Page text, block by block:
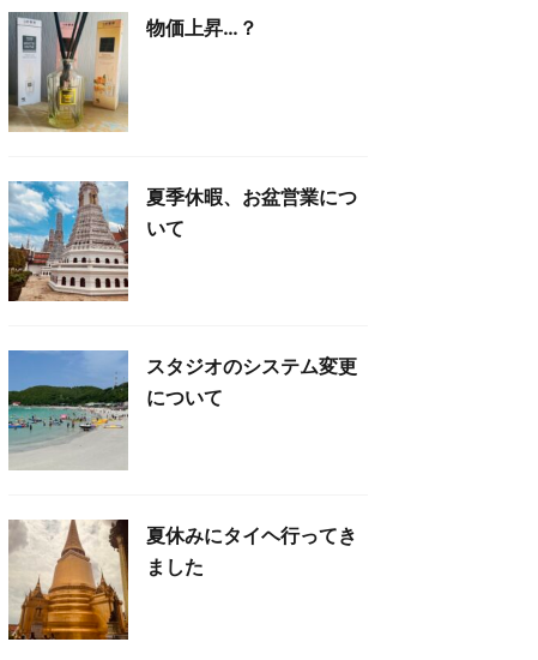
物価上昇…？
夏季休暇、お盆営業につ
いて
スタジオのシステム変更
について
夏休みにタイヘ行ってき
ました